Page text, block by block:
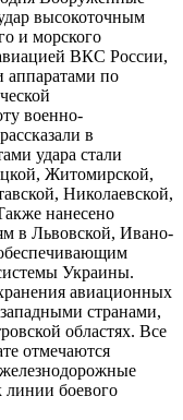
высокоточным
и морского
ВКС России,
аппаратами по
военно-
в
удара стали
Житомирской,
Николаевской,
нанесено
в Львовской, Ивано-
Украины.
авиационных
странами,
областях. Все
отмечаются
линии боевого